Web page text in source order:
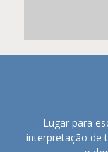
Lugar para
interpretação de